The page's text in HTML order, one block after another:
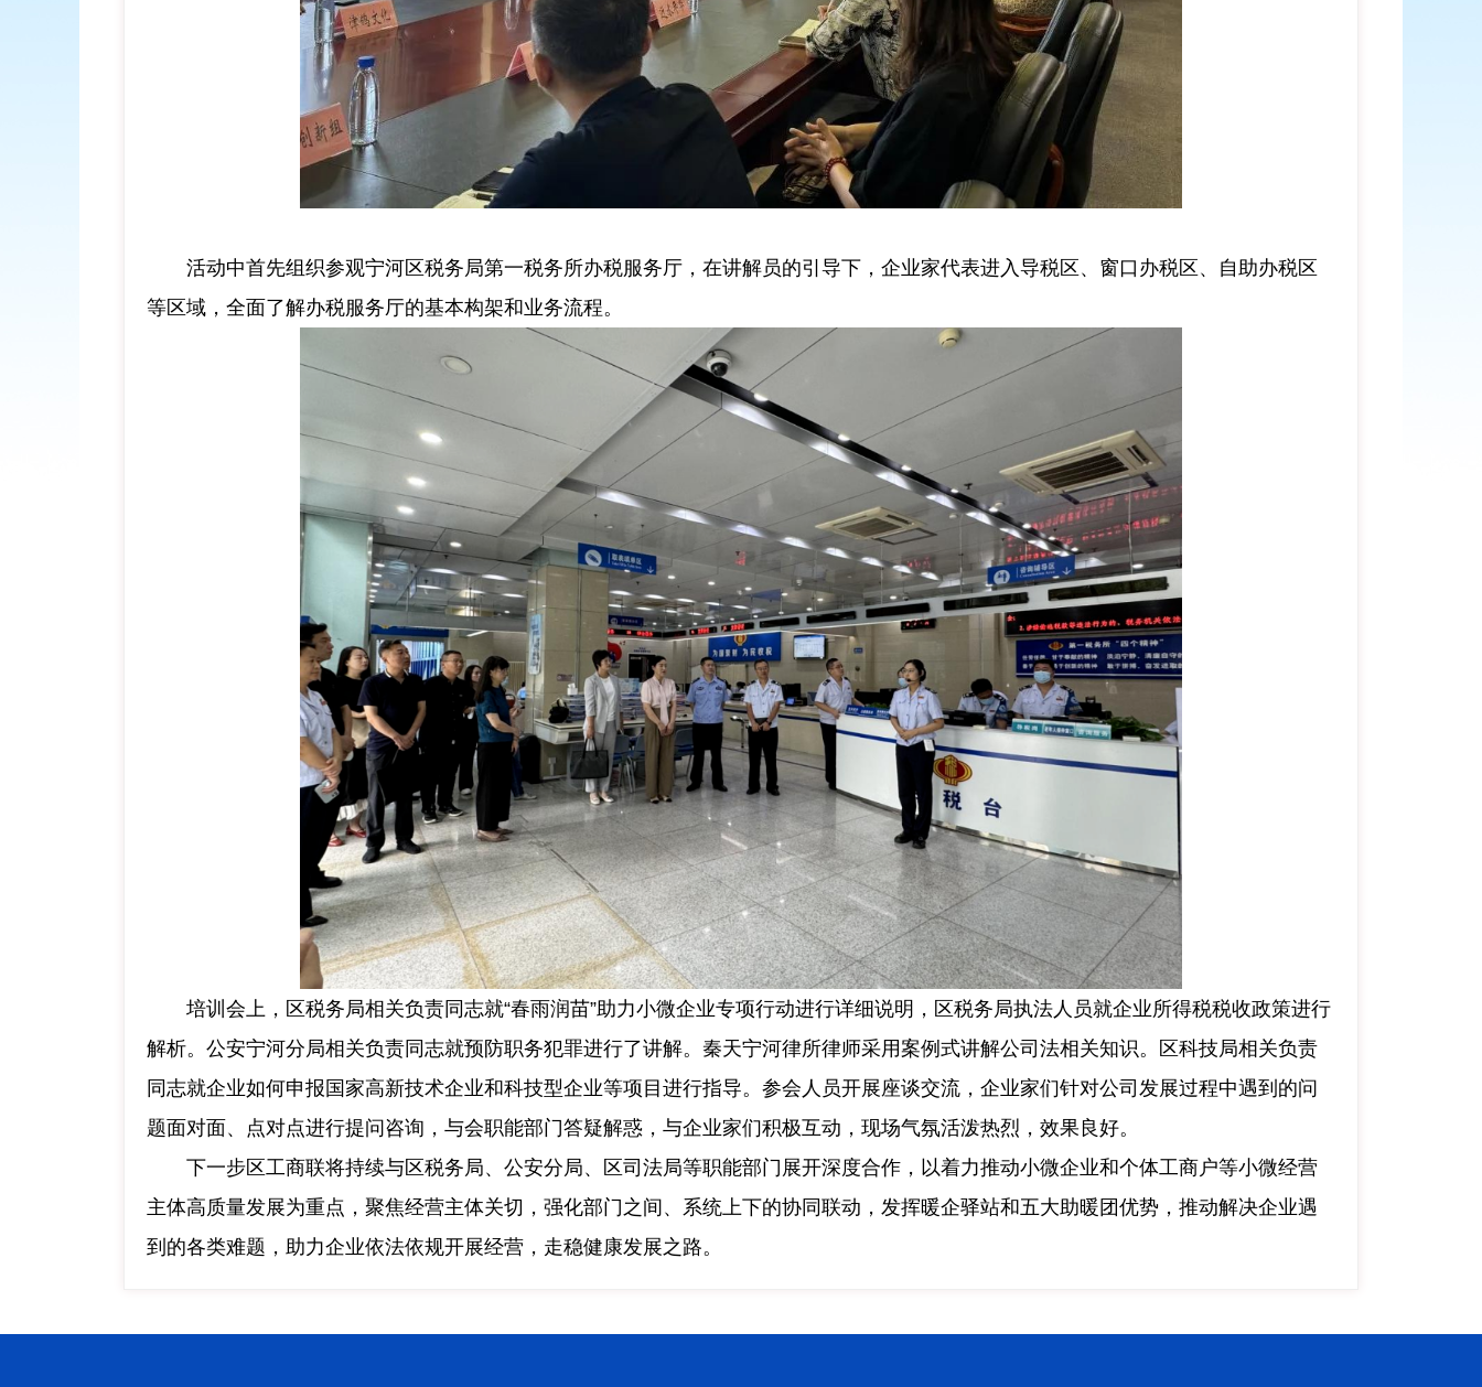
活动中首先组织参观宁河区税务局第一税务所办税服务厅，在讲解员的引导下，企业家代表进入导税区、窗口办税区、自助办税区
等区域，全面了解办税服务厅的基本构架和业务流程。
培训会上，区税务局相关负责同志就“春雨润苗”助力小微企业专项行动进行详细说明，区税务局执法人员就企业所得税税收政策进行
解析。公安宁河分局相关负责同志就预防职务犯罪进行了讲解。秦天宁河律所律师采用案例式讲解公司法相关知识。区科技局相关负责
同志就企业如何申报国家高新技术企业和科技型企业等项目进行指导。参会人员开展座谈交流，企业家们针对公司发展过程中遇到的问
题面对面、点对点进行提问咨询，与会职能部门答疑解惑，与企业家们积极互动，现场气氛活泼热烈，效果良好。
下一步区工商联将持续与区税务局、公安分局、区司法局等职能部门展开深度合作，以着力推动小微企业和个体工商户等小微经营
主体高质量发展为重点，聚焦经营主体关切，强化部门之间、系统上下的协同联动，发挥暖企驿站和五大助暖团优势，推动解决企业遇
到的各类难题，助力企业依法依规开展经营，走稳健康发展之路。